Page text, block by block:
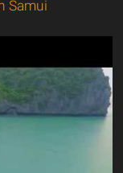
Samui